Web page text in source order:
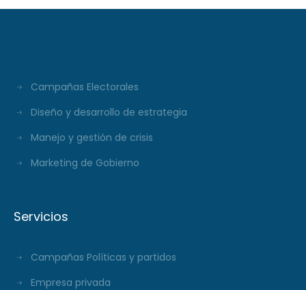
Campañas Electorales
Diseño y desarrollo de estrategia
Manejo y gestión de crisis
Marketing de Gobierno
Servicios
Campañas Políticas y partidos
Empresa privada